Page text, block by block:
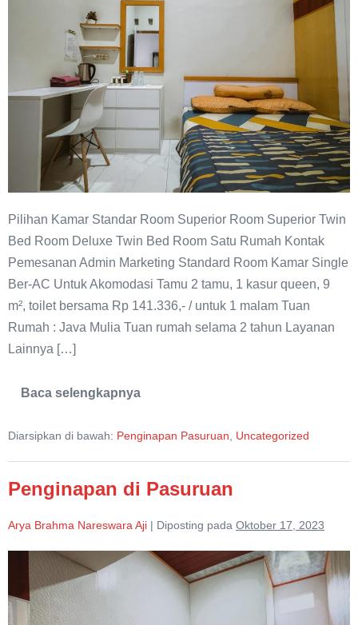
Pilihan Kamar Standar Room Superior Room Superior Twin
Bed Room Deluxe Twin Bed Room Satu Rumah Kontak
Pemesanan Admin Marketing Standard Room Kamar Single
Ber-AC Untuk Akomodasi Tamu 2 tamu, 1 kasur queen, 9
m², toilet bersama Rp 141.336,- / untuk 1 malam Tuan
Rumah : Java Mulia Tuan rumah selama 2 tahun Layanan
Lainnya […]
Baca selengkapnya
Standard
Homestay
Diarsipkan di bawah: Penginapan Pasuruan Uncategorized
Penginapan di Pasuruan
Arya Brahma Nareswara Aji | Diposting pada Oktober 17, 2023
Penginapan
Pasuruan